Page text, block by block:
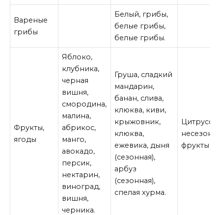
Вареные
грибы
Белый, грибы,
белые грибы,
белые грибы.
Фрукты,
ягоды
Яблоко,
клубника,
черная
вишня,
смородина,
малина,
абрикос,
манго,
авокадо,
персик,
нектарин,
виноград,
вишня,
черника.
Груша, сладкий
мандарин,
банан, слива,
клюква, киви,
крыжовник,
клюква,
ежевика, дыня
(сезонная),
арбуз
(сезонная),
спелая хурма.
фрукты